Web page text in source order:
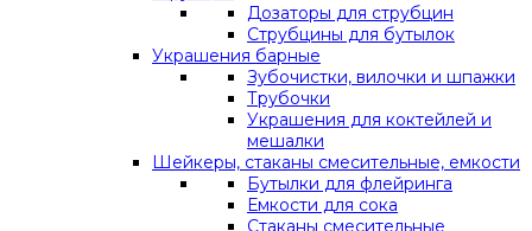
Дозаторы для струбцин
Струбцины для бутылок
Украшения барные
Зубочистки, вилочки и шпажки
Трубочки
Украшения для коктейлей и
мешалки
Шейкеры, стаканы смесительные, емкости
Бутылки для флейринга
Емкости для сока
Стаканы смесительные